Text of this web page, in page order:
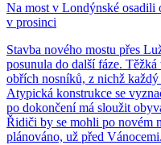
Na most v Londýnské osadili
v prosinci
Stavba nového mostu přes
posunula do další fáze.
obřích nosníků, z nichž
Atypická konstrukce se
po dokončení má sloužit
Řidiči by se mohli po novém
plánováno, už před Vánocemi.